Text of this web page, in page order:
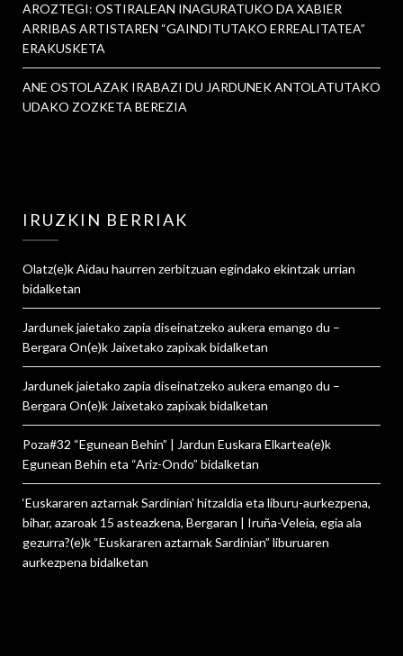
AROZTEGI: OSTIRALEAN INAGURATUKO DA XABIER
ARRIBAS ARTISTAREN “GAINDITUTAKO ERREALITATEA”
ERAKUSKETA
ANE OSTOLAZAK IRABAZI DU JARDUNEK ANTOLATUTAKO
UDAKO ZOZKETA BEREZIA
IRUZKIN BERRIAK
Olatz(e)kAidau haurren zerbitzuan egindako ekintzak urrian
bidalketan
Jardunek jaietako zapia diseinatzeko aukera emango du –
Bergara On(e)k Jaixetako zapixakbidalketan
Jardunek jaietako zapia diseinatzeko aukera emango du –
Bergara On(e)k Jaixetako zapixakbidalketan
Poza#32 “Egunean Behin” | Jardun Euskara Elkartea(e)k
Egunean Behin eta “Ariz-Ondo” bidalketan
‘Euskararen aztarnak Sardinian’ hitzaldia eta liburu-aurkezpena,
bihar, azaroak 15 asteazkena, Bergaran | Iruña-Veleia, egia ala
gezurra?(e)k “Euskararen aztarnak Sardinian” liburuaren
aurkezpena bidalketan